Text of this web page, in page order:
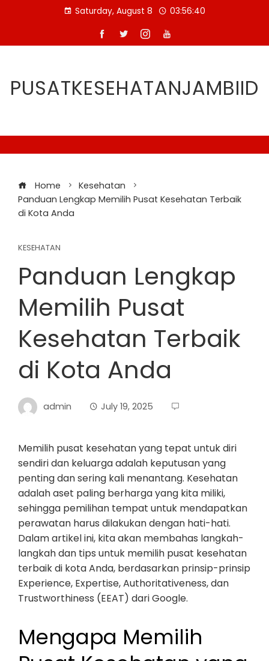
Saturday, August 8 03:56:41
PUSATKESEHATANJAMBIID
Home
Kesehatan
Panduan Lengkap Memilih Pusat Kesehatan Terbaik
di Kota Anda
KESEHATAN
Panduan Lengkap
Memilih Pusat
Kesehatan Terbaik
di Kota Anda
admin July 19, 2025
Memilih pusat kesehatan yang tepat untuk diri
sendiri dan keluarga adalah keputusan yang
penting dan sering kali menantang. Kesehatan
adalah aset paling berharga yang kita miliki,
sehingga pemilihan tempat untuk mendapatkan
perawatan harus dilakukan dengan hati-hati.
Dalam artikel ini, kita akan membahas langkah-
langkah dan tips untuk memilih pusat kesehatan
terbaik di kota Anda, berdasarkan prinsip-prinsip
Experience, Expertise, Authoritativeness, dan
Trustworthiness (EEAT) dari Google.
Mengapa Memilih